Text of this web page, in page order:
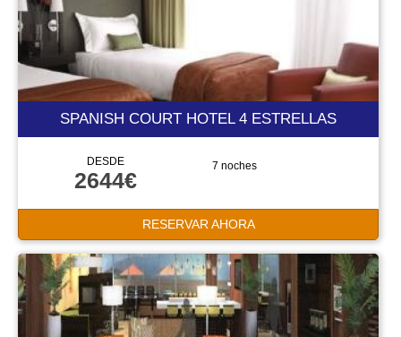
SPANISH COURT HOTEL 4 ESTRELLAS
DESDE
2644€
7 noches
RESERVAR AHORA